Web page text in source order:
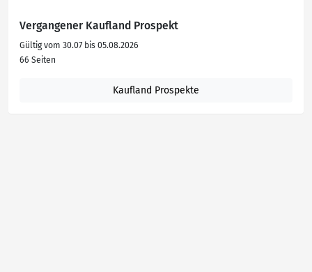
Vergangener Kaufland Prospekt
Gültig vom 30.07 bis 05.08.2026
66 Seiten
Kaufland Prospekte